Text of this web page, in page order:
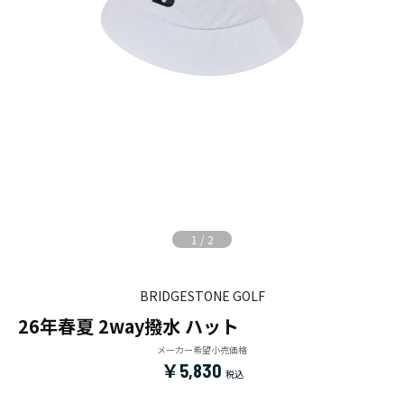
1 / 2
BRIDGESTONE GOLF
26年春夏 2way撥水 ハット
メーカー希望小売価格
￥5,830